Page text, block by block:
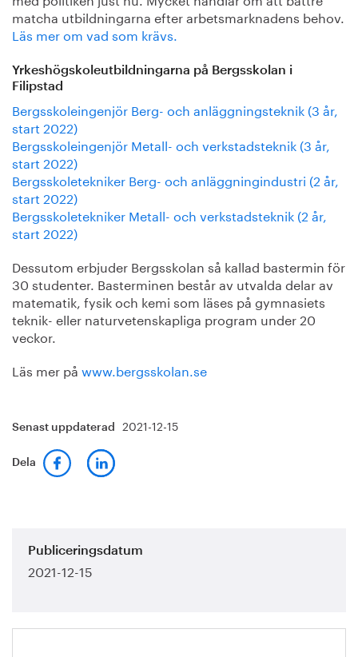
matcha utbildningarna efter arbetsmarknadens behov.
Läs mer om vad som krävs.
Yrkeshögskoleutbildningarna på Bergsskolan i
Filipstad
Bergsskoleingenjör Berg- och anläggningsteknik (3 år,
start 2022)
Bergsskoleingenjör Metall- och verkstadsteknik (3 år,
start 2022)
Bergsskoletekniker Berg- och anläggningindustri (2 år,
start 2022)
Bergsskoletekniker Metall- och verkstadsteknik (2 år,
start 2022)
Dessutom erbjuder Bergsskolan så kallad bastermin för
30 studenter. Basterminen består av utvalda delar av
matematik, fysik och kemi som läses på gymnasiets
teknik- eller naturvetenskapliga program under 20
veckor.
Läs mer på www.bergsskolan.se
Senast uppdaterad 2021-12-15
Dela
Publiceringsdatum
2021-12-15